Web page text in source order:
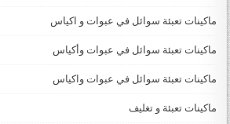
ماكينات تعبئة سوائل في عبوات و اكياس
ماكينات تعبئة سوائل في عبوات وأكياس
ماكينات تعبئة سوائل في عبوات واكياس
ماكينات تعبئة و تغليف